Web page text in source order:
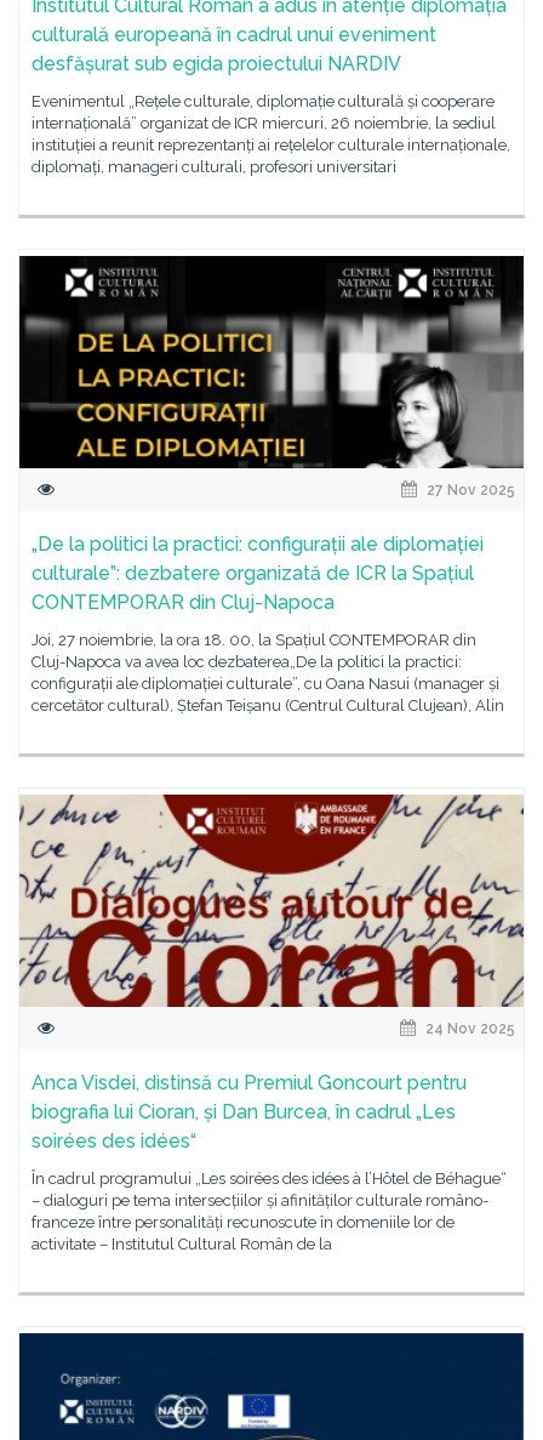
Institutul Cultural Român a adus în atenție diplomația
culturală europeană în cadrul unui eveniment
desfășurat sub egida proiectului NARDIV
Evenimentul „Rețele culturale, diplomație culturală și cooperare
internațională” organizat de ICR miercuri, 26 noiembrie, la sediul
instituției a reunit reprezentanți ai rețelelor culturale internaționale,
diplomați, manageri culturali, profesori universitari
27 Nov 2025
„De la politici la practici: configurații ale diplomației
culturale”: dezbatere organizată de ICR la Spațiul
CONTEMPORAR din Cluj-Napoca
Joi, 27 noiembrie, la ora 18. 00, la Spațiul CONTEMPORAR din
Cluj-Napoca va avea loc dezbaterea„De la politici la practici:
configurații ale diplomației culturale”, cu Oana Nasui (manager și
cercetător cultural), Ștefan Teișanu (Centrul Cultural Clujean), Alin
24 Nov 2025
Anca Visdei, distinsă cu Premiul Goncourt pentru
biografia lui Cioran, și Dan Burcea, în cadrul „Les
soirées des idées“
În cadrul programului „Les soirées des idées à l’Hôtel de Béhague“
– dialoguri pe tema intersecțiilor și afinităților culturale româno-
franceze între personalități recunoscute în domeniile lor de
activitate – Institutul Cultural Român de la